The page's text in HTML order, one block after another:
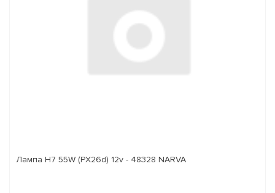
Лампа H7 55W (PX26d) 12v - 48328 NARVA